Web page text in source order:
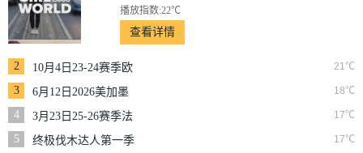
播放指数:22℃
查看详情
2 21℃
10月4日23-24赛季欧
冠小组赛第2轮那不
勒斯VS皇家马德里
3 18℃
6月12日2026美加墨
世界杯小组赛韩国VS
捷克
4 17℃
3月23日25-26赛季法
甲第27轮雷恩VS梅斯
5 17℃
终极伐木达人第一季